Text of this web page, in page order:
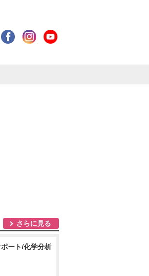
さらに見る
ート/化学分析